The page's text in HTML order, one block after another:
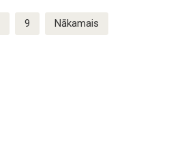
9 Nākamais